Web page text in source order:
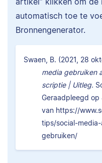
automatisch toe te
Bronnengenerator.
Swaen, B. (2021, 28
media gebruiken
scriptie | Uitleg.
Geraadpleegd op
van https://
tips/social-
gebruiken/